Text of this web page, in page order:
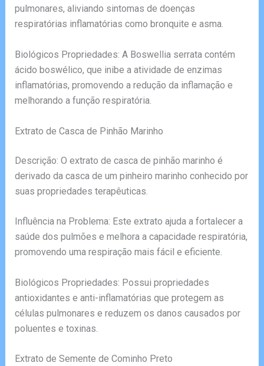
pulmonares, aliviando sintomas de doenças
respiratórias inflamatórias como bronquite e asma.
Biológicos Propriedades: A Boswellia serrata contém
ácido boswélico, que inibe a atividade de enzimas
inflamatórias, promovendo a redução da inflamação e
melhorando a função respiratória.
Extrato de Casca de Pinhão Marinho
Descrição: O extrato de casca de pinhão marinho é
derivado da casca de um pinheiro marinho conhecido por
suas propriedades terapêuticas.
Influência na Problema: Este extrato ajuda a fortalecer a
saúde dos pulmões e melhora a capacidade respiratória,
promovendo uma respiração mais fácil e eficiente.
Biológicos Propriedades: Possui propriedades
antioxidantes e anti-inflamatórias que protegem as
células pulmonares e reduzem os danos causados por
poluentes e toxinas.
Extrato de Semente de Cominho Preto